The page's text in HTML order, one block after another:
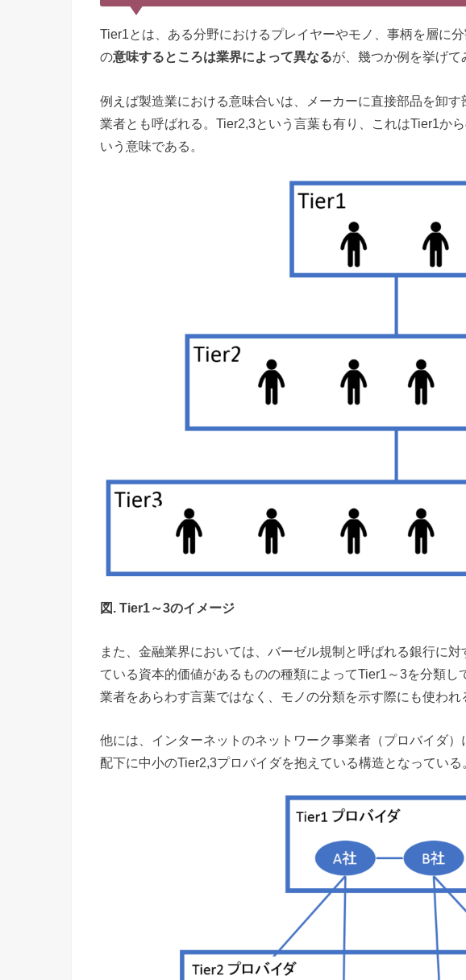
Tier1とは、ある分野におけるプレイヤーやモノ、事柄を層に
の意味するところは業界によって異なるが、幾つか例を挙げて
例えば製造業における意味合いは、メーカーに直接部品を卸
業者とも呼ばれる。Tier2,3という言葉も有り、これはTier1か
いう意味である。
図. Tier1～3のイメージ
また、金融業界においては、バーゼル規制と呼ばれる銀行に
ている資本的価値があるものの種類によってTier1～3を分類
業者をあらわす言葉ではなく、モノの分類を示す際にも使われ
他には、インターネットのネットワーク事業者（プロバイダ
配下に中小のTier2,3プロバイダを抱えている構造となっている